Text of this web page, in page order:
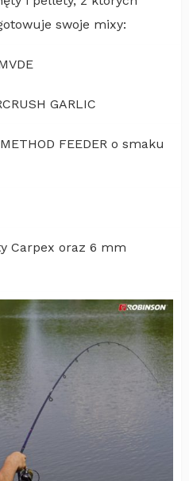
swoje mixy:
GARLIC
FEEDER o smaku
Carpex oraz 6 mm